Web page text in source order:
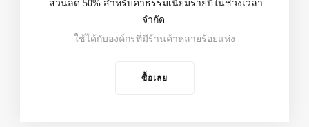
ส่วนลด 50% สำหรับค่าธรรมเนียมรายปีในช่วงเวลา
จำกัด
ใช้ได้กับองค์กรที่มีร้านค้าหลายร้อยแห่ง
ซื้อเลย